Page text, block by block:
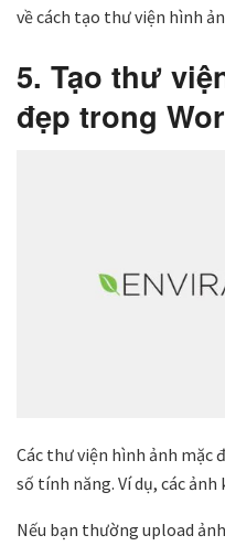
về cách tạo thư viện hình
5. Tạo thư
đẹp trong
Các thư viện hình ảnh mặc
số tính năng. Ví dụ, các ảnh
Nếu bạn thường upload